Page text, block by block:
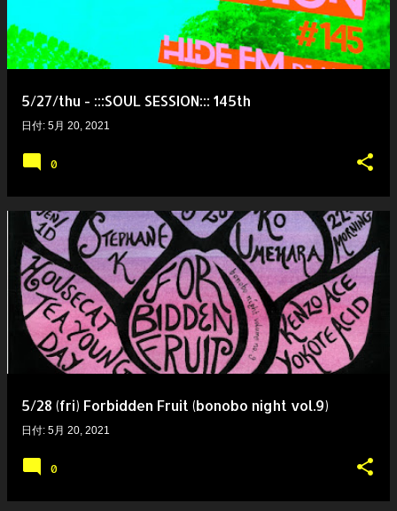
5/27/thu - :::SOUL SESSION::: 145th
日付: 5月 20, 2021
0
5/28 (fri) Forbidden Fruit (bonobo night vol.9)
日付: 5月 20, 2021
0